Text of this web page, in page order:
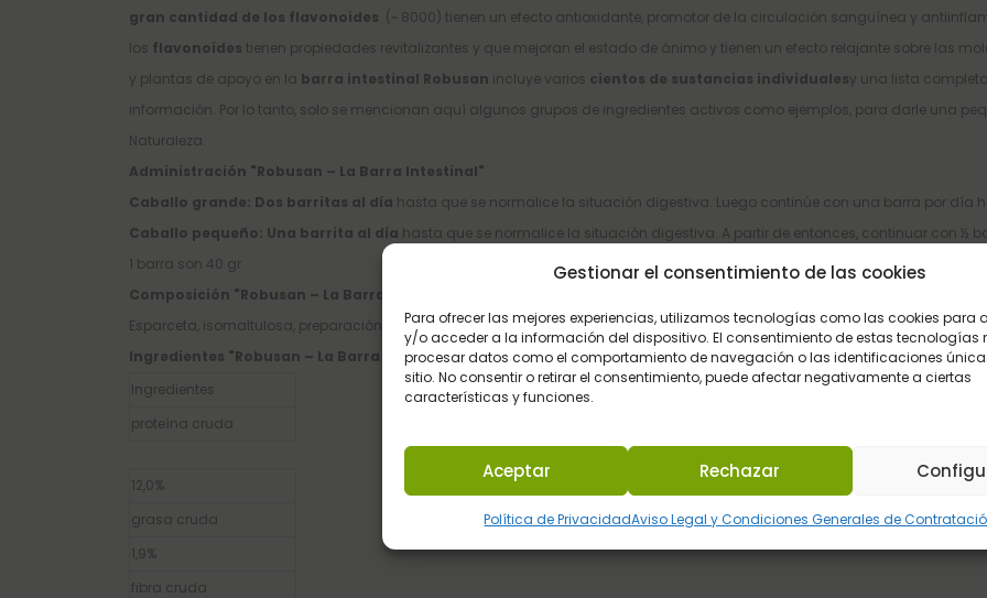
Gestionar el consentimiento de las cookies
Para ofrecer las mejores experiencias, utilizamos tecnologías como las cookies para
y/o acceder a la información del dispositivo. El consentimiento de estas tecnologías
procesar datos como el comportamiento de navegación o las identificaciones
sitio. No consentir o retirar el consentimiento, puede afectar negativamente a ciertas
características y funciones.
Aceptar Rechazar
Política de PrivacidadAviso Legal y Condiciones Generales de
gran cantidad de los flavonoides (~ 8000) tienen un efecto antioxidante, promotor de la circulación sanguínea y
los flavonoides tienen propiedades revitalizantes y que mejoran el estado de ánimo y tienen un efecto relajante sobre las
y plantas de apoyo en la barra intestinal Robusan incluye varios cientos de sustancias individualesy una lista
información. Por lo tanto, solo se mencionan aquí algunos grupos de ingredientes activos como ejemplos, para darle una
Naturaleza.
Administración "Robusan – La Barra Intestinal"
Caballo grande: Dos barritas al día hasta que se normalice la situación digestiva. Luego continúe con una barra por día
Caballo pequeño: Una barrita al día hasta que se normalice la situación digestiva. A partir de entonces, continuar con ½
1 barra son 40 gr
Composición "Robusan – La Barra Intestinal" :
Esparceta, isomaltulosa, preparación a base de hierbas, carbón vegetal certificado
Ingredientes "Robusan – La Barra Intestinal"
Ingredientes
proteína cruda
12,0%
grasa cruda
1,9%
fibra cruda